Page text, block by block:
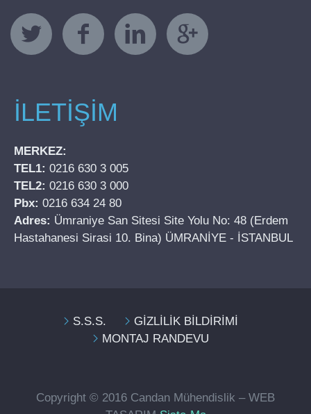
İLETİŞİM
MERKEZ:
TEL1: 0216 630 3 005
TEL2: 0216 630 3 000
Pbx: 0216 634 24 80
Adres: Ümraniye San Sitesi Site Yolu No: 48 (Erdem
Hastahanesi Sirasi 10. Bina) ÜMRANİYE - İSTANBUL
S.S.S.
GİZLİLİK BİLDİRİMİ
MONTAJ RANDEVU
Copyright © 2016 Candan Mühendislik – WEB